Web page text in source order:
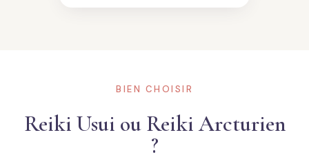
BIEN CHOISIR
Reiki Usui ou Reiki Arcturien
?